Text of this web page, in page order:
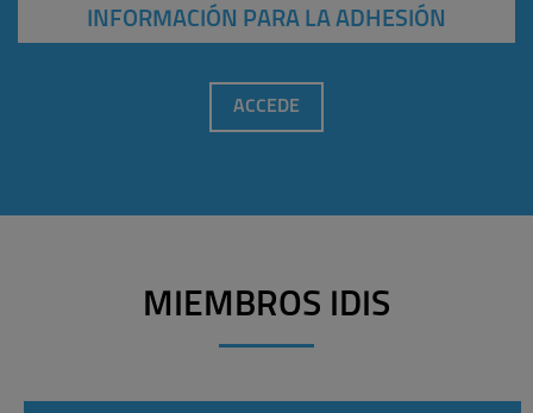
INFORMACIÓN PARA LA ADHESIÓN
ACCEDE
MIEMBROS IDIS